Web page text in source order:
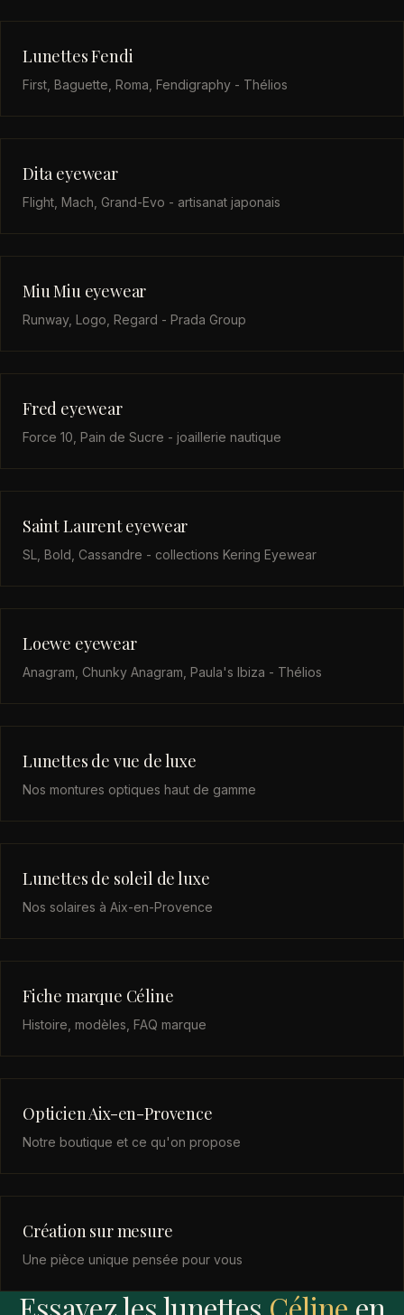
Lunettes Fendi
First, Baguette, Roma, Fendigraphy - Thélios
Dita eyewear
Flight, Mach, Grand-Evo - artisanat japonais
Miu Miu eyewear
Runway, Logo, Regard - Prada Group
Fred eyewear
Force 10, Pain de Sucre - joaillerie nautique
Saint Laurent eyewear
SL, Bold, Cassandre - collections Kering Eyewear
Loewe eyewear
Anagram, Chunky Anagram, Paula's Ibiza - Thélios
Lunettes de vue de luxe
Nos montures optiques haut de gamme
Lunettes de soleil de luxe
Nos solaires à Aix-en-Provence
Fiche marque Céline
Histoire, modèles, FAQ marque
Opticien Aix-en-Provence
Notre boutique et ce qu'on propose
Création sur mesure
Une pièce unique pensée pour vous